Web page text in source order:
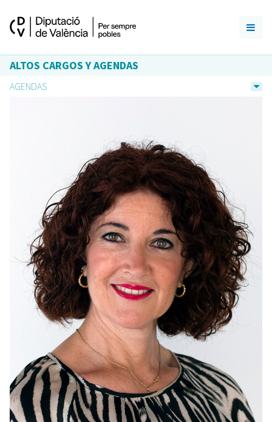
ALTOS CARGOS Y AGENDAS
AGENDAS